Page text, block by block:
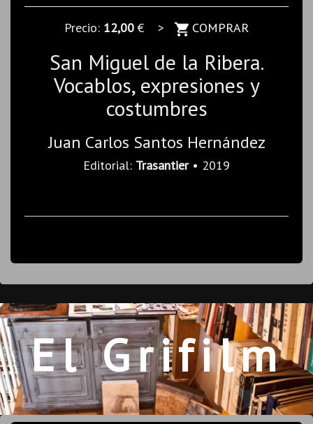
Precio: 12,00€ > COMPRAR
San Miguel de la Ribera.
Vocablos, expresiones y
costumbres
Juan Carlos Santos Hernández
Editorial: Trasantier• 2019
El Grifilm